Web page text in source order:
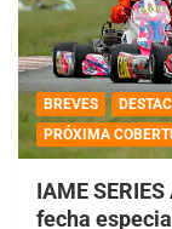
BREVES
PRÓXIMA
IAME
fecha